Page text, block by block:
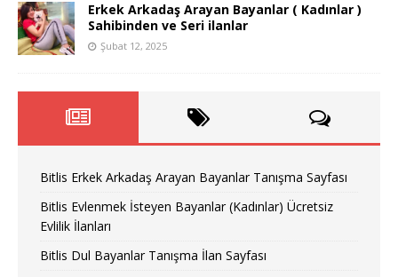
Erkek Arkadaş Arayan Bayanlar ( Kadınlar )
Sahibinden ve Seri ilanlar
Şubat 12, 2025
Bitlis Erkek Arkadaş Arayan Bayanlar Tanışma Sayfası
Bitlis Evlenmek İsteyen Bayanlar (Kadınlar) Ücretsiz
Evlilik İlanları
Bitlis Dul Bayanlar Tanışma İlan Sayfası